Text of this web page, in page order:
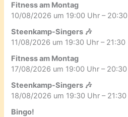
Fitness am Montag
10/08/2026 um 19:00 Uhr – 20:30
Steenkamp-Singers 🎶
11/08/2026 um 19:30 Uhr – 21:30
Fitness am Montag
17/08/2026 um 19:00 Uhr – 20:30
Steenkamp-Singers 🎶
18/08/2026 um 19:30 Uhr – 21:30
Bingo!